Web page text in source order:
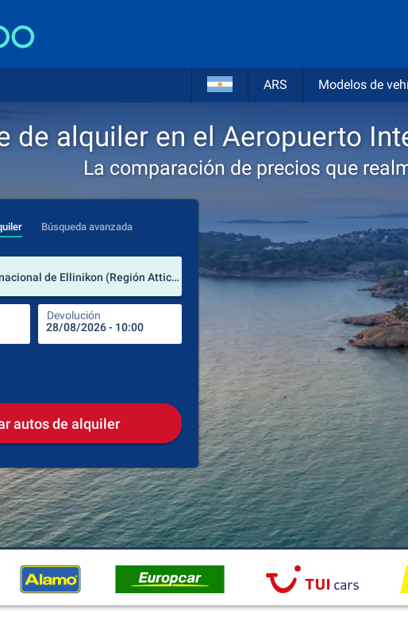
ARS Modelos de
de alquiler en el Aeropuerto
La comparación de precios que
Búsqueda avanzada
Aeropuerto Internacional de Ellinikon (Región Attica / Grecia)
Devolución
lugar de alquiler
Recogida Devolución
autos de alquiler